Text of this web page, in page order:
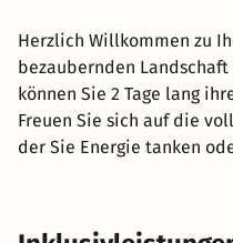
Herzlich Willkommen zu
bezaubernden
können Sie 2 Tage lang
Freuen Sie sich auf die
der Sie Energie tanken
können. Nutzen Sie die
geschrieben: Starten Sie